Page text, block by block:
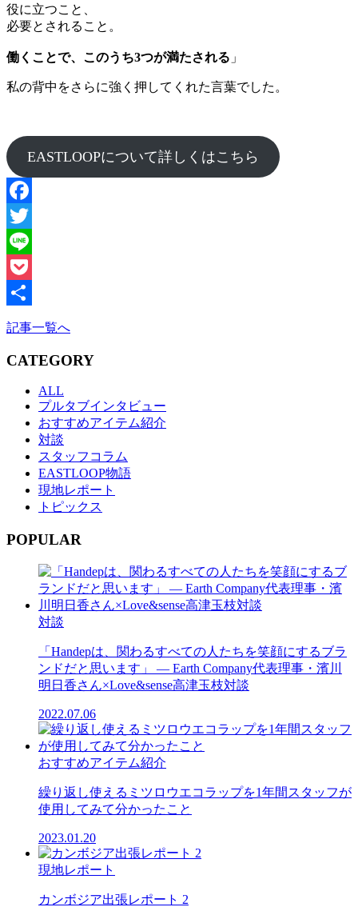
役に立つこと、
必要とされること。
働くことで、このうち3つが満たされる 」
私の背中をさらに強く押してくれた言葉でした。
EASTLOOPについて詳しくはこちら
Facebook
Twitter
Line
Pocket
記事一覧へ
CATEGORY
ALL
プルタブインタビュー
おすすめアイテム紹介
対談
スタッフコラム
EASTLOOP物語
現地レポート
トピックス
POPULAR
対談
「Handepは、関わるすべての人たちを笑顔にするブラ
ンドだと思います」 ― Earth Company代表理事・濱川
明日香さん×Love&sense高津玉枝対談
2022.07.06
おすすめアイテム紹介
繰り返し使えるミツロウエコラップを1年間スタッフが
使用してみて分かったこと
2023.01.20
現地レポート
カンボジア出張レポート 2